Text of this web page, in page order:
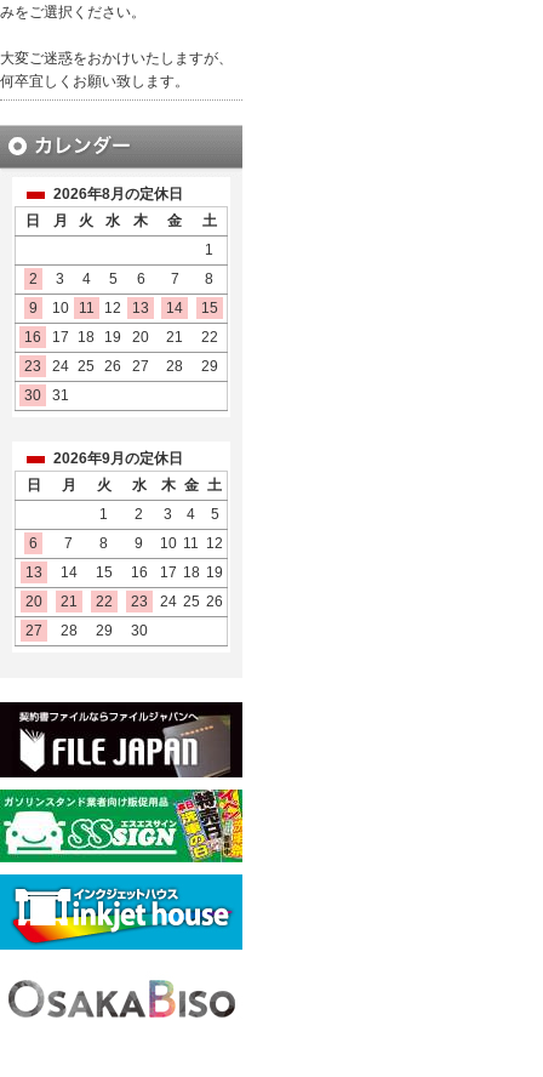
みをご選択ください。
大変ご迷惑をおかけいたしますが、
何卒宜しくお願い致します。
2026年8月の定休日
日
月 火 水 木 金
土
1
2
3 4 5 6 7
8
9
10 11 12 13 14
15
16
17 18 19 20 21
22
23
24 25 26 27 28
29
30
31
2026年9月の定休日
日
月 火 水 木 金 土
1
2 3 4
5
6
7 8 9 10 11 12
13
14 15 16 17 18 19
20
21 22 23 24 25 26
27
28 29 30